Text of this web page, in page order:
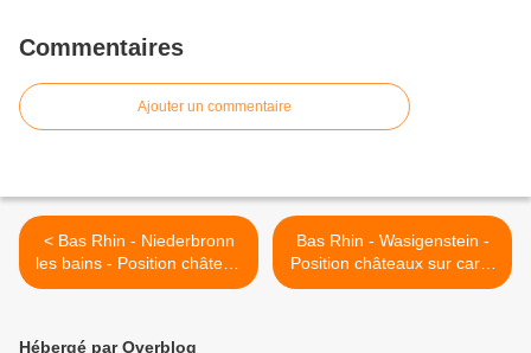
Commentaires
Ajouter un commentaire
< Bas Rhin - Niederbronn
les bains - Position château
de Wasenbourg sur carte
Bas Rhin - Wasigenstein -
Position châteaux sur carte
>
Hébergé par Overblog